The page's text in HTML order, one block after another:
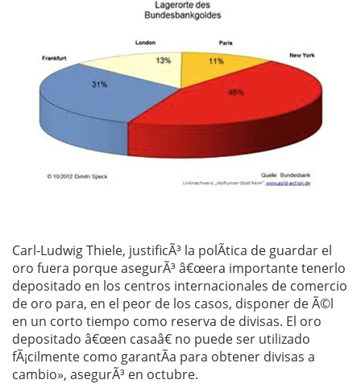
Carl-Ludwig Thiele, justificÃ³ la polÃ­tica de guardar el
oro fuera porque asegurÃ³ â€œera importante tenerlo
depositado en los centros internacionales de comercio
de oro para, en el peor de los casos, disponer de Ã©l
en un corto tiempo como reserva de divisas. El oro
depositado â€œen casaâ€ no puede ser utilizado
fÃ¡cilmente como garantÃ­a para obtener divisas a
cambio», asegurÃ³ en octubre.